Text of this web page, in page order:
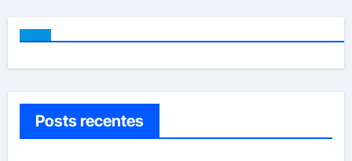
Posts recentes